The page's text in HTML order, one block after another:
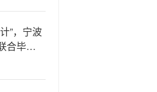
”，宁波
合毕业